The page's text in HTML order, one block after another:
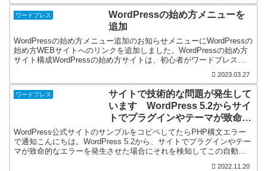
ワードプレス
WordPressの始め方メニューを
追加
WordPressの始め方メニュー追加のお知らせメニューにWordPressの
始め方WEBサイトへのリンクを追加しました。WordPressの始め方
サイト構成WordPressの始め方サイトは、初心者がワードプレスを
2023.03.27
ワードプレス
サイトで技術的な問題が発生して
います WordPress 5.2からサイ
トでプラグインやテーマが致命的
なエラーを発生させた場合に通知
WordPress公式サイトのサンプルをコピペしてたらPHP構文エラー
で通知こんにちは。WordPress 5.2から、サイトでプラグインやテー
マが致命的なエラーを発生させた場合にそれを検知してこの自動メ
2022.11.20